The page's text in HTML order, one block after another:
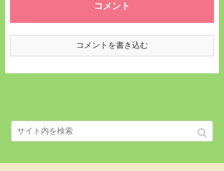
コメント
コメントを書き込む